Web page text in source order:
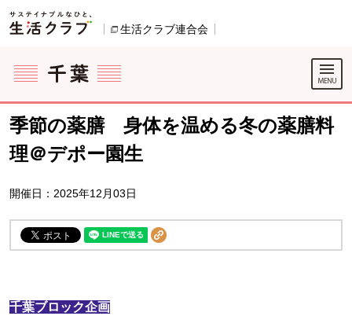
ページの先頭です。
生活クラブ連合会
ここからサイト内共通メニューです。
サイト内共通メニューをスキップする
サイト内共通メニューここまで。
季節の薬膳 身体を温める冬の薬膳料
理＠デポー園生
開催日：2025年12月03日
千葉ブロック企画